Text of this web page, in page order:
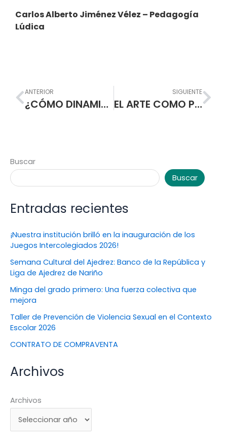
Carlos Alberto Jiménez Vélez – Pedagogía
Lúdica
Prev
ANTERIOR
¿CÓMO DINAMIZAR EL GUSTO POR LA LECTURA EN LOS NIÑOS?
SIGUIENTE
EL ARTE COMO POSIBILIDAD DIVERTIDA DE APRENDIZAJE
Buscar
Buscar
Entradas recientes
¡Nuestra institución brilló en la inauguración de los
Juegos Intercolegiados 2026!
Semana Cultural del Ajedrez: Banco de la República y
Liga de Ajedrez de Nariño
Minga del grado primero: Una fuerza colectiva que
mejora
Taller de Prevención de Violencia Sexual en el Contexto
Escolar 2026
CONTRATO DE COMPRAVENTA
Archivos
Archivos